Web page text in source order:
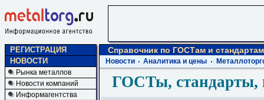
РЕГИСТРАЦИЯ
НОВОСТИ
Рынка металлов
Новости компаний
Информагентства
Справочник по ГОСТам и стандартам
Новости Аналитика и цены
ГОСТы, стандарты,